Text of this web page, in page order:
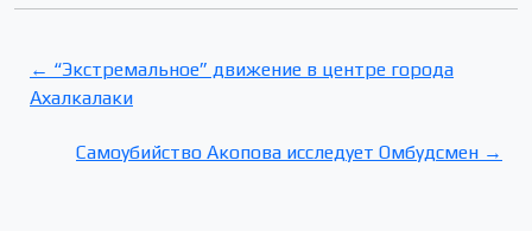
← “Экстремальное” движение в центре города
Ахалкалаки
Самоубийство Акопова исследует Омбудсмен →